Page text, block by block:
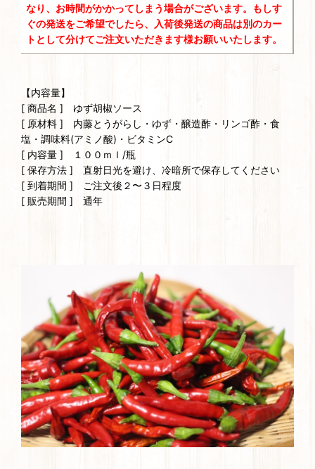
なり、お時間がかかってしまう場合がございます。もしす
ぐの発送をご希望でしたら、入荷後発送の商品は別のカー
トとして分けてご注文いただきます様お願いいたします。
【内容量】
[ 商品名 ] ゆず胡椒ソース
[ 原材料 ] 内藤とうがらし・ゆず・醸造酢・リンゴ酢・食
塩・調味料(アミノ酸)・ビタミンC
[ 内容量 ] １００ｍｌ/瓶
[ 保存方法 ] 直射日光を避け、冷暗所で保存してください
[ 到着期間 ] ご注文後２〜３日程度
[ 販売期間 ] 通年